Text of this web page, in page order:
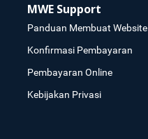
MWE Support
Panduan Membuat Website
Konfirmasi Pembayaran
Pembayaran Online
Kebijakan Privasi